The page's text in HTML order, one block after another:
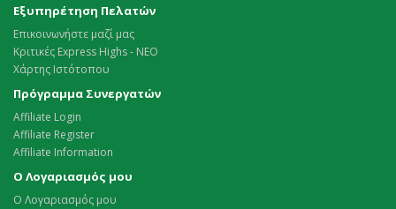
Εξυπηρέτηση Πελατών
Επικοινωνήστε μαζί μας
Κριτικές Express Highs - ΝΕΟ
Χάρτης Ιστότοπου
Πρόγραμμα Συνεργατών
Affiliate Login
Affiliate Register
Affiliate Information
Ο Λογαριασμός μου
Ο Λογαριασμός μου